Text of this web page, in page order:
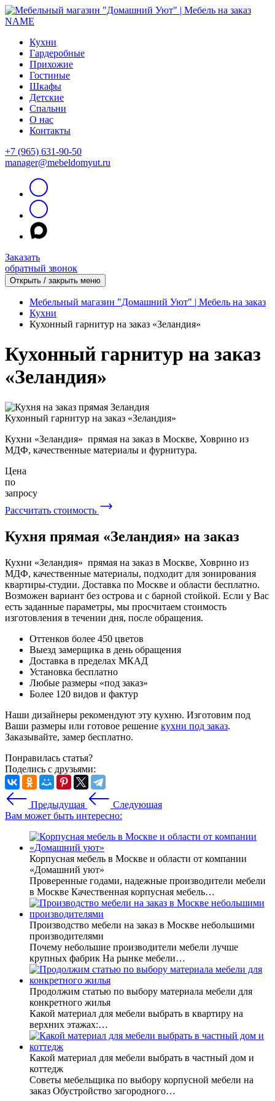
Кухни
Гардеробные
Прихожие
Гостиные
Шкафы
Детские
Спальни
О нас
Контакты
+7 (965) 631-90-50
manager@mebeldomyut.ru
Заказать
обратный звонок
Открыть / закрыть меню
Мебельный магазин "Домашний Уют" | Мебель на заказ
Кухни
Кухонный гарнитур на заказ «Зеландия»
Кухонный гарнитур на заказ
«Зеландия»
Кухонный гарнитур на заказ «Зеландия»
Кухни «Зеландия» прямая на заказ в Москве, Ховрино из
МДФ, качественные материалы и фурнитура.
Цена
по
запросу
Рассчитать стоимость
Кухня прямая «Зеландия» на заказ
Кухни «Зеландия» прямая на заказ в Москве, Ховрино из
МДФ, качественные материалы, подходит для зонирования
квартиры-студии. Доставка по Москве и области бесплатно.
Возможен вариант без острова и с барной стойкой. Если у Вас
есть заданные параметры, мы просчитаем стоимость
изготовления в течении дня, после обращения.
Оттенков более 450 цветов
Выезд замерщика в день обращения
Доставка в пределах МКАД
Установка бесплатно
Любые размеры «под заказ»
Более 120 видов и фактур
Наши дизайнеры рекомендуют эту кухню. Изготовим под
Ваши размеры или готовое решение кухни под заказ.
Заказывайте, замер бесплатно.
Понравилась статья?
Поделись с друзьями:
Предыдущая
Следующая
Вам может быть интересно:
Корпусная мебель в Москве и области от компании
«Домашний уют»
Проверенные годами, надежные производители мебели
в Москве Качественная корпусная мебель…
Производство мебели на заказ в Москве небольшими
производителями
Почему небольшие производители мебели лучше
крупных фабрик На рынке мебели…
Продолжим статью по выбору материала мебели для
конкретного жилья
Какой материал для мебели выбрать в квартиру на
верхних этажах:…
Какой материал для мебели выбрать в частный дом и
коттедж
Советы мебельщика по выбору корпусной мебели на
заказ Обустройство загородного…